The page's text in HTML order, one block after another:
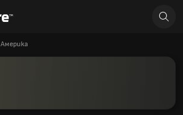
Америка